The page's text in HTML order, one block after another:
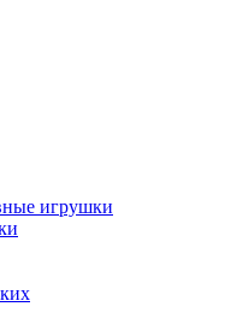
игрушки